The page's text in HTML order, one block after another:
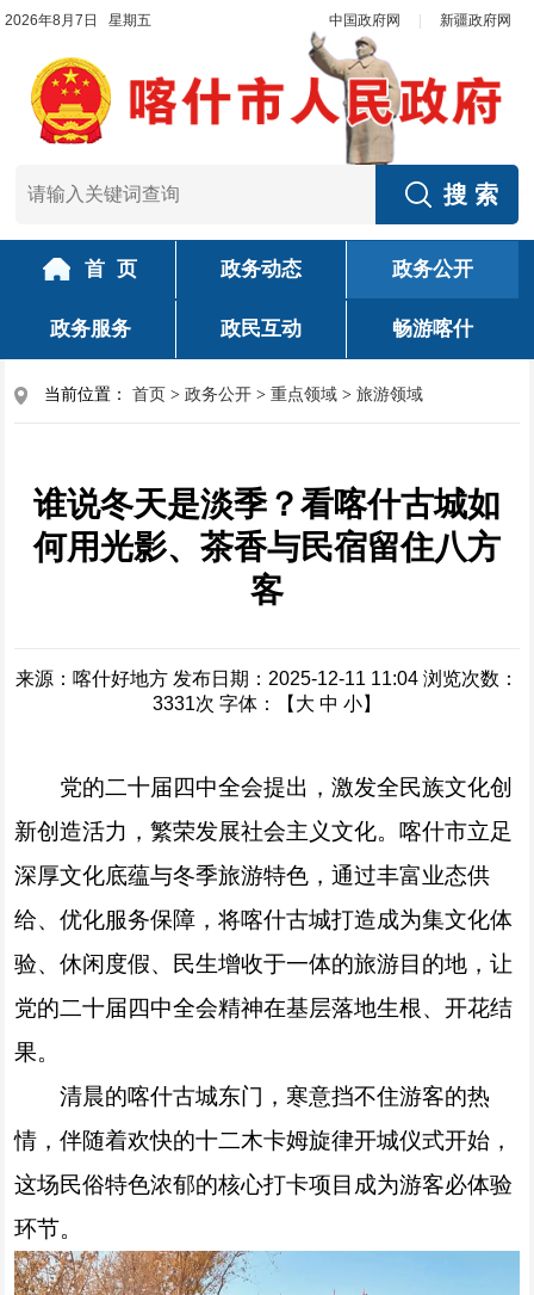
2026年8月7日 星期五 中国政府网 新疆政府网
首 页 政务动态 政务公开
政务服务 政民互动 畅游喀什
当前位置：首页 >政务公开 >重点领域 >旅游领域
谁说冬天是淡季？看喀什古城如
何用光影、茶香与民宿留住八方
客
来源：喀什好地方 发布日期：2025-12-11 11:04 浏览次数：
3331次 字体：【 大 中 小】
党的二十届四中全会提出，激发全民族文化创
新创造活力，繁荣发展社会主义文化。喀什市立足
深厚文化底蕴与冬季旅游特色，通过丰富业态供
给、优化服务保障，将喀什古城打造成为集文化体
验、休闲度假、民生增收于一体的旅游目的地，让
党的二十届四中全会精神在基层落地生根、开花结
果。
清晨的喀什古城东门，寒意挡不住游客的热
情，伴随着欢快的十二木卡姆旋律开城仪式开始，
这场民俗特色浓郁的核心打卡项目成为游客必体验
环节。